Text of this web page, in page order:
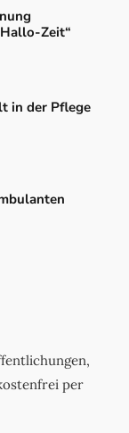
Zeit“
in der Pflege
per